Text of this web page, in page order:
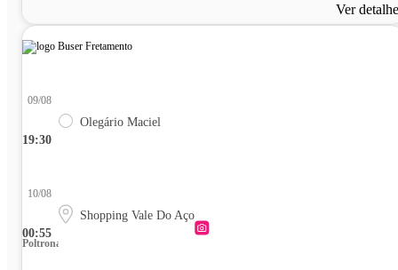
Ver
19:30
09/08
Olegário Maciel
00:55
10/08
Shopping Vale Do Aço
Poltrona